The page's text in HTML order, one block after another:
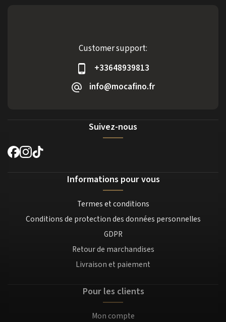
Customer support:
+33648939813
info@mocafino.fr
Suivez-nous
Informations pour vous
Termes et conditions
Conditions de protection des données personnelles
GDPR
Retour de marchandises
Livraison et paiement
Pour les clients
Mon compte